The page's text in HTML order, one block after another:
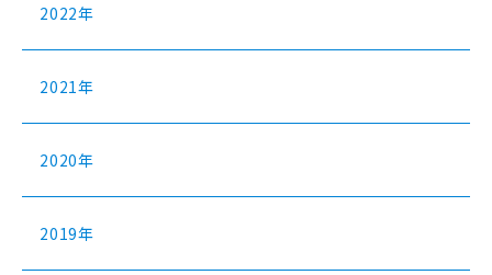
2022年
2021年
2020年
2019年